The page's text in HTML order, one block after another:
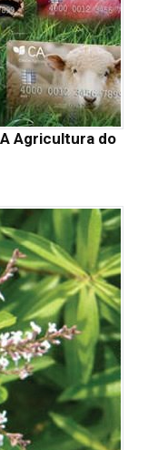
Agricultura do